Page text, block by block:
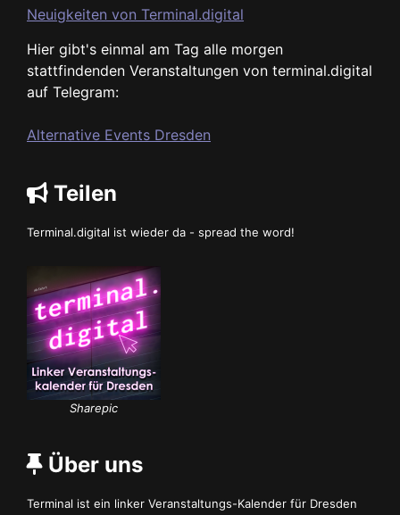
Neuigkeiten von Terminal.digital
Hier gibt's einmal am Tag alle morgen
stattfindenden Veranstaltungen von terminal.digital
auf Telegram:
Alternative Events Dresden
Teilen
Terminal.digital ist wieder da - spread the word!
Sharepic
Über uns
Terminal ist ein linker Veranstaltungs-Kalender für Dresden